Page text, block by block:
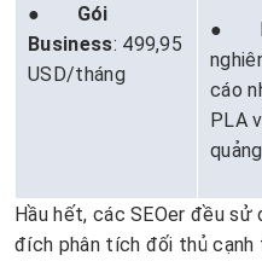
● Gói
Business: 499,95
USD/tháng
●
cáo
PLA
Hầu hết, các SEOer đều sử
đích phân tích đối thủ cạnh